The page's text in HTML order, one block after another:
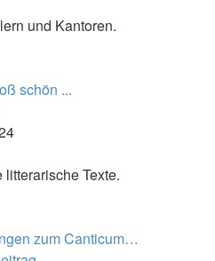
und Kantoren.
schön ...
Texte.
zum Canticum…